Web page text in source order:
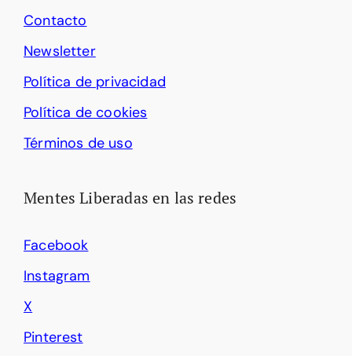
Contacto
Newsletter
Política de privacidad
Política de cookies
Términos de uso
Mentes Liberadas en las redes
Facebook
Instagram
X
Pinterest